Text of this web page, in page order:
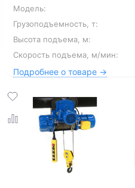
Модель:
Грузоподъемность, т:
Высота подъема, м:
Скорость подъема, м/мин:
Подробнее о товаре →